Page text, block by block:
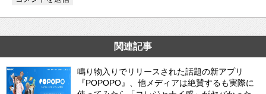
関連記事
鳴り物入りでリリースされた話題の新アプリ
『POPOPO』、他メディアは絶賛するも実際に